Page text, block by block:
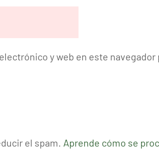
y web en este
el spam. Aprende cómo se